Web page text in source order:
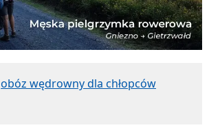
obóz wędrowny dla chłopców